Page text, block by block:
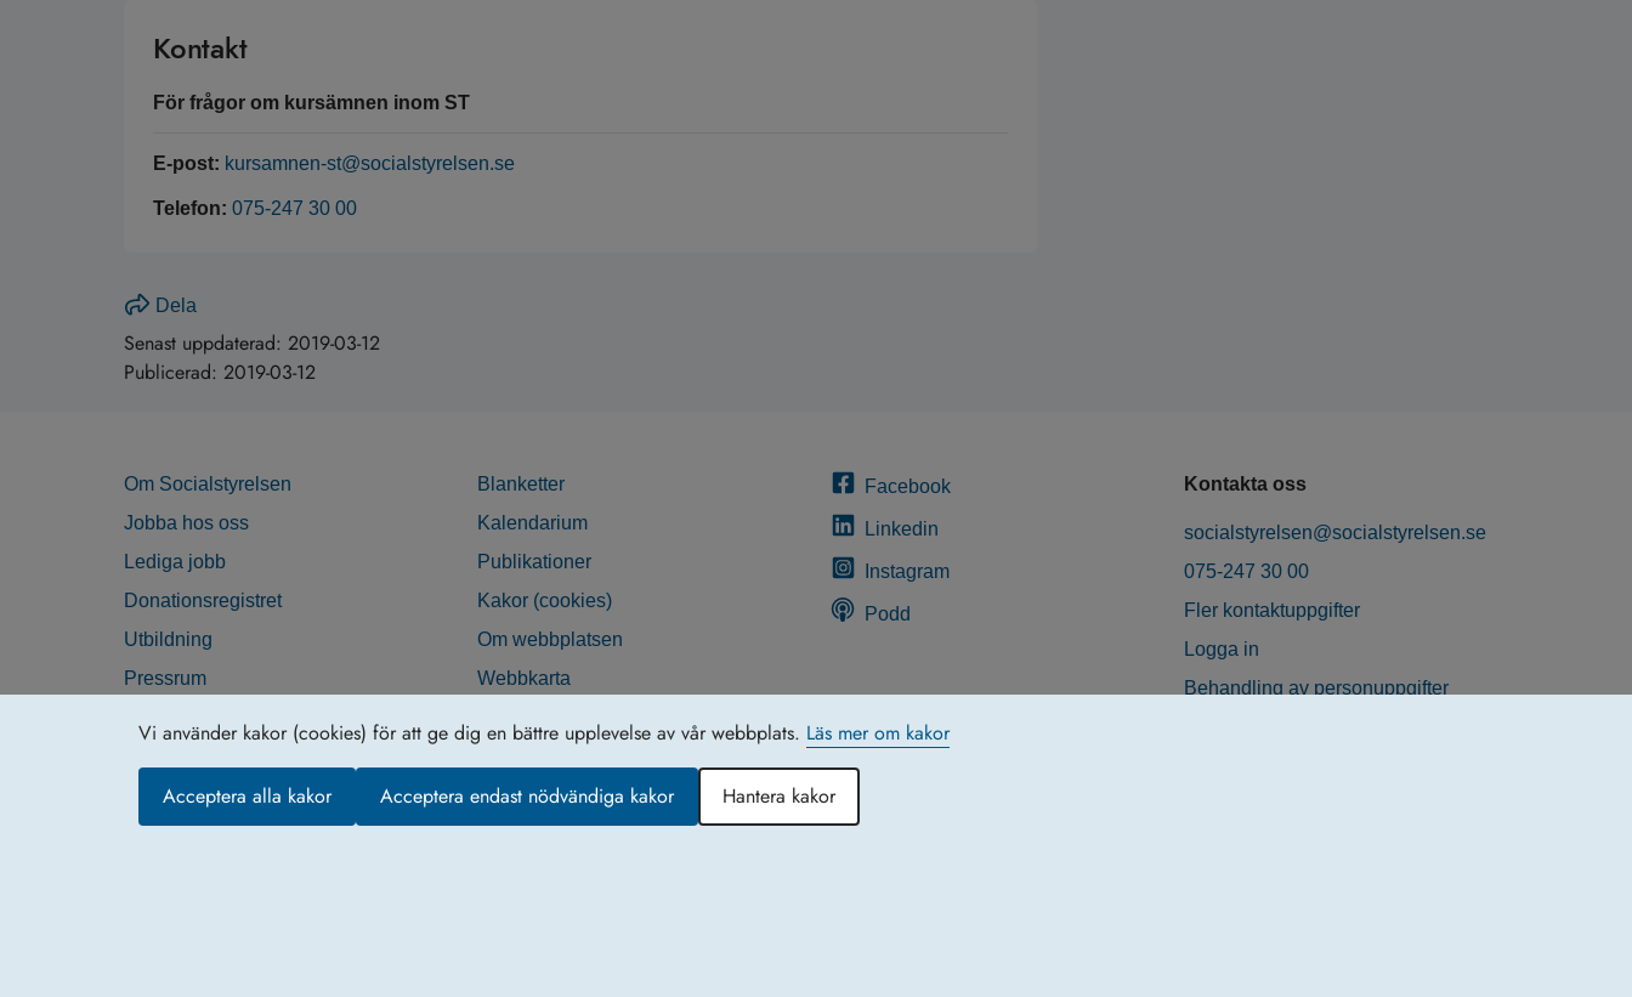
Vi använder kakor (cookies) för att ge dig en bättre upplevelse av vår webbplats. Läs mer om kakor
Acceptera alla kakor Acceptera endast nödvändiga kakor Hantera kakor
Kontakt
För frågor om kursämnen inom ST
E-post: kursamnen-st@socialstyrelsen.se
Telefon: 075-247 30 00
Dela
Senast uppdaterad: 2019-03-12
Publicerad: 2019-03-12
Om Socialstyrelsen
Jobba hos oss
Lediga jobb
Donationsregistret
Utbildning
Pressrum
Blanketter
Kalendarium
Publikationer
Kakor (cookies)
Om webbplatsen
Webbkarta
Facebook
Linkedin
Instagram
Podd
Kontakta oss
socialstyrelsen@socialstyrelsen.se
075-247 30 00
Fler kontaktuppgifter
Logga in
Behandling av personuppgifter